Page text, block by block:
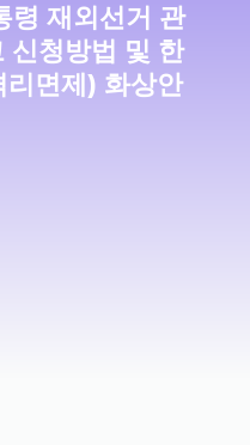
재외선거 관
신청방법 및 한
면제) 화상안